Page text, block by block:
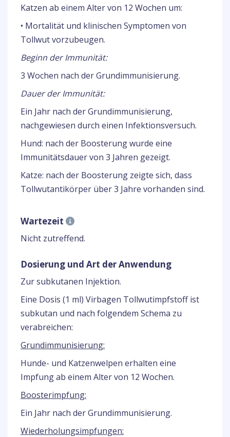
Katzen ab einem Alter von 12 Wochen um:
• Mortalität und klinischen Symptomen von
Tollwut vorzubeugen.
Beginn der Immunität:
3 Wochen nach der Grundimmunisierung.
Dauer der Immunität:
Ein Jahr nach der Grundimmunisierung,
nachgewiesen durch einen Infektionsversuch.
Hund: nach der Boosterung wurde eine
Immunitätsdauer von 3 Jahren gezeigt.
Katze: nach der Boosterung zeigte sich, dass
Tollwutantikörper über 3 Jahre vorhanden sind.
Wartezeit
Nicht zutreffend.
Dosierung und Art der Anwendung
Zur subkutanen Injektion.
Eine Dosis (1 ml) Virbagen Tollwutimpfstoff ist
subkutan und nach folgendem Schema zu
verabreichen:
Grundimmunisierung:
Hunde- und Katzenwelpen erhalten eine
Impfung ab einem Alter von 12 Wochen.
Boosterimpfung:
Ein Jahr nach der Grundimmunisierung.
Wiederholungsimpfungen: